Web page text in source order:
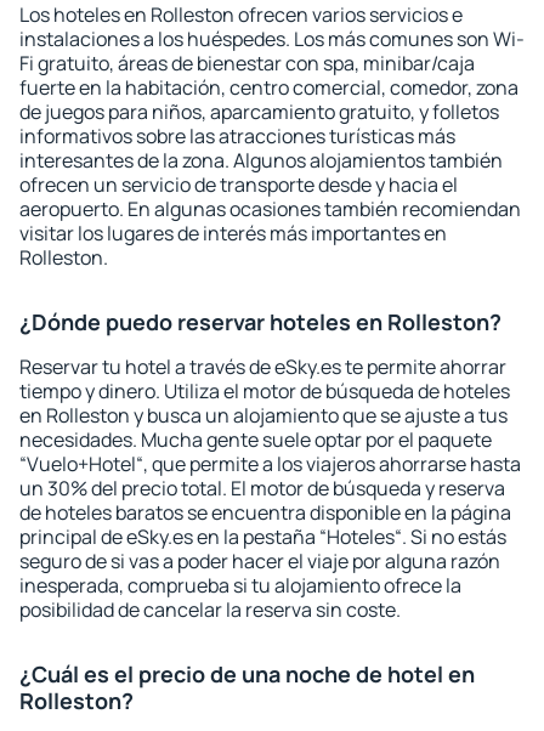
Los hoteles en Rolleston ofrecen varios servicios e
instalaciones a los huéspedes. Los más comunes son Wi-
Fi gratuito, áreas de bienestar con spa, minibar/caja
fuerte en la habitación, centro comercial, comedor, zona
de juegos para niños, aparcamiento gratuito, y folletos
informativos sobre las atracciones turísticas más
interesantes de la zona. Algunos alojamientos también
ofrecen un servicio de transporte desde y hacia el
aeropuerto. En algunas ocasiones también recomiendan
visitar los lugares de interés más importantes en
Rolleston.
¿Dónde puedo reservar hoteles en Rolleston?
Reservar tu hotel a través de eSky.es te permite ahorrar
tiempo y dinero. Utiliza el motor de búsqueda de hoteles
en Rolleston y busca un alojamiento que se ajuste a tus
necesidades. Mucha gente suele optar por el paquete
“Vuelo+Hotel“, que permite a los viajeros ahorrarse hasta
un 30% del precio total. El motor de búsqueda y reserva
de hoteles baratos se encuentra disponible en la página
principal de eSky.es en la pestaña “Hoteles“. Si no estás
seguro de si vas a poder hacer el viaje por alguna razón
inesperada, comprueba si tu alojamiento ofrece la
posibilidad de cancelar la reserva sin coste.
¿Cuál es el precio de una noche de hotel en
Rolleston?